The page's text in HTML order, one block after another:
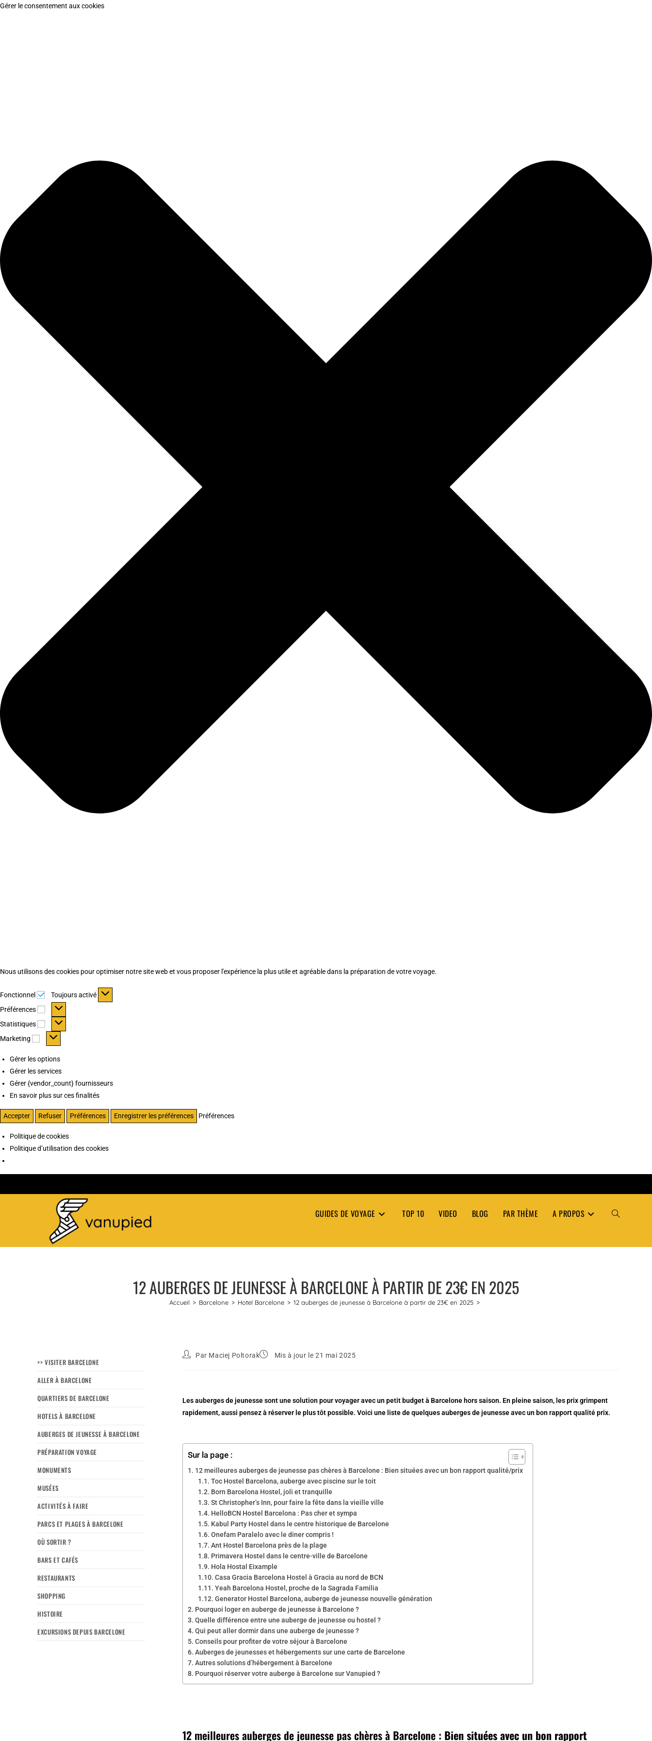
Gérer le consentement aux cookies
Nous utilisons des cookies pour optimiser notre site web et vous proposer l'expérience la plus utile et agréable dans la préparation de votre voyage.
Fonctionnel Fonctionnel
Toujours activé
Préférences
Préférences
Statistiques Statistiques
Marketing Marketing
Gérer les options
Gérer les services
Gérer {vendor_count} fournisseurs
En savoir plus sur ces finalités
Accepter Refuser Préférences Enregistrer les préférences Préférences
Politique de cookies
Politique d’utilisation des cookies
GUIDES DE VOYAGE TOP 10 VIDEO BLOG PAR THÈME A PROPOS TOGGLE
12 AUBERGES DE JEUNESSE À BARCELONE À PARTIR DE 23€ EN 2025
Accueil > Barcelone > Hotel Barcelone > 12 auberges de jeunesse à Barcelone à partir de 23€ en 2025 >
>> VISITER BARCELONE
ALLER À BARCELONE
QUARTIERS DE BARCELONE
HOTELS À BARCELONE
AUBERGES DE JEUNESSE À BARCELONE
PRÉPARATION VOYAGE
MONUMENTS
MUSÉES
ACTIVITÉS À FAIRE
PARCS ET PLAGES À BARCELONE
OÙ SORTIR ?
BARS ET CAFÉS
RESTAURANTS
SHOPPING
HISTOIRE
EXCURSIONS DEPUIS BARCELONE
Par Maciej Poltorak Mis à jour le 21 mai 2025
Les auberges de jeunesse sont une solution pour voyager avec un petit budget à Barcelone hors saison. En pleine saison, les prix grimpent
rapidement, aussi pensez à réserver le plus tôt possible. Voici une liste de quelques auberges de jeunesse avec un bon rapport qualité prix.
Sur la page :
12 meilleures auberges de jeunesse pas chères à Barcelone : Bien situées avec un bon rapport qualité/prix
Toc Hostel Barcelona, auberge avec piscine sur le toit
Born Barcelona Hostel, joli et tranquille
St Christopher’s Inn, pour faire la fête dans la vieille ville
HelloBCN Hostel Barcelona : Pas cher et sympa
Kabul Party Hostel dans le centre historique de Barcelone
Onefam Paralelo avec le diner compris !
Ant Hostel Barcelona près de la plage
Primavera Hostel dans le centre-ville de Barcelone
Hola Hostal Eixample
Casa Gracia Barcelona Hostel à Gracia au nord de BCN
Yeah Barcelona Hostel, proche de la Sagrada Familia
Generator Hostel Barcelona, auberge de jeunesse nouvelle génération
Pourquoi loger en auberge de jeunesse à Barcelone ?
Quelle différence entre une auberge de jeunesse ou hostel ?
Qui peut aller dormir dans une auberge de jeunesse ?
Conseils pour profiter de votre séjour à Barcelone
Auberges de jeunesses et hébergements sur une carte de Barcelone
Autres solutions d’hébergement à Barcelone
Pourquoi réserver votre auberge à Barcelone sur Vanupied ?
12 meilleures auberges de jeunesse pas chères à Barcelone : Bien situées avec un bon rapport